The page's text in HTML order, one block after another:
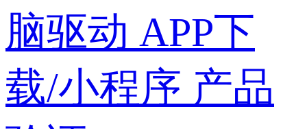
脑驱动 APP下
载/小程序 产品